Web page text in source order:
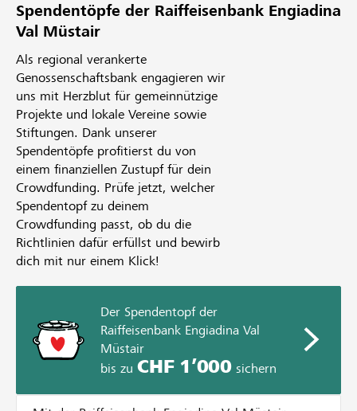
Spendentöpfe der Raiffeisenbank Engiadina
Val Müstair
Als regional verankerte
Genossenschaftsbank engagieren wir
uns mit Herzblut für gemeinnützige
Projekte und lokale Vereine sowie
Stiftungen. Dank unserer
Spendentöpfe profitierst du von
einem finanziellen Zustupf für dein
Crowdfunding. Prüfe jetzt, welcher
Spendentopf zu deinem
Crowdfunding passt, ob du die
Richtlinien dafür erfüllst und bewirb
dich mit nur einem Klick!
Der Spendentopf der
Raiffeisenbank Engiadina Val
Müstair
bis zu CHF 1’000sichern